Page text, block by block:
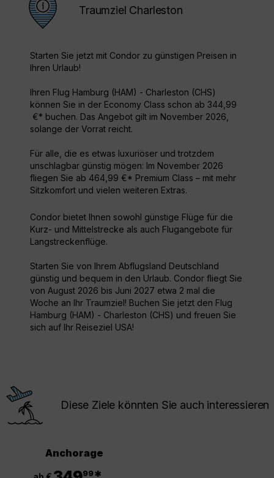
Traumziel Charleston
Starten Sie jetzt mit Condor zu günstigen Preisen in
Ihren Urlaub!
Ihren Flug Hamburg (HAM) - Charleston (CHS)
können Sie in der Economy Class schon ab 344,99
€* buchen. Das Angebot gilt im November 2026,
solange der Vorrat reicht.
Für alle, die es etwas luxuriöser und trotzdem
unschlagbar günstig mögen: Im November 2026
fliegen Sie ab 464,99 €* Premium Class – mit mehr
Sitzkomfort und vielen weiteren Extras.
Condor bietet Ihnen sowohl günstige Flüge für die
Kurz- und Mittelstrecke als auch Flugangebote für
Langstreckenflüge.
Starten Sie von Ihrem Abflugsland Deutschland
günstig und bequem in den Urlaub. Condor fliegt Sie
von August 2026 bis Juni 2027 etwa 2 mal die
Woche an Ihr Traumziel! Buchen Sie jetzt den Flug
Hamburg (HAM) - Charleston (CHS) und freuen Sie
sich auf Ihr Reiseziel USA!
Diese Ziele könnten Sie auch interessieren
Anchorage
99